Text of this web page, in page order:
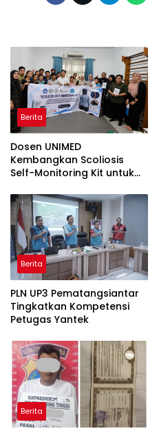
Berita
Dosen UNIMED
Kembangkan Scoliosis
Self-Monitoring Kit untuk
Mandiri Pasien Scoliosis
Berita
PLN UP3 Pematangsiantar
Tingkatkan Kompetensi
Petugas Yantek
Berita